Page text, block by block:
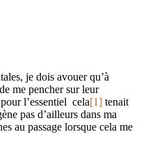
je dois avouer qu’à
me pencher sur leur
l’essentiel cela[1] tenait
pas d’ailleurs dans ma
au passage lorsque cela me